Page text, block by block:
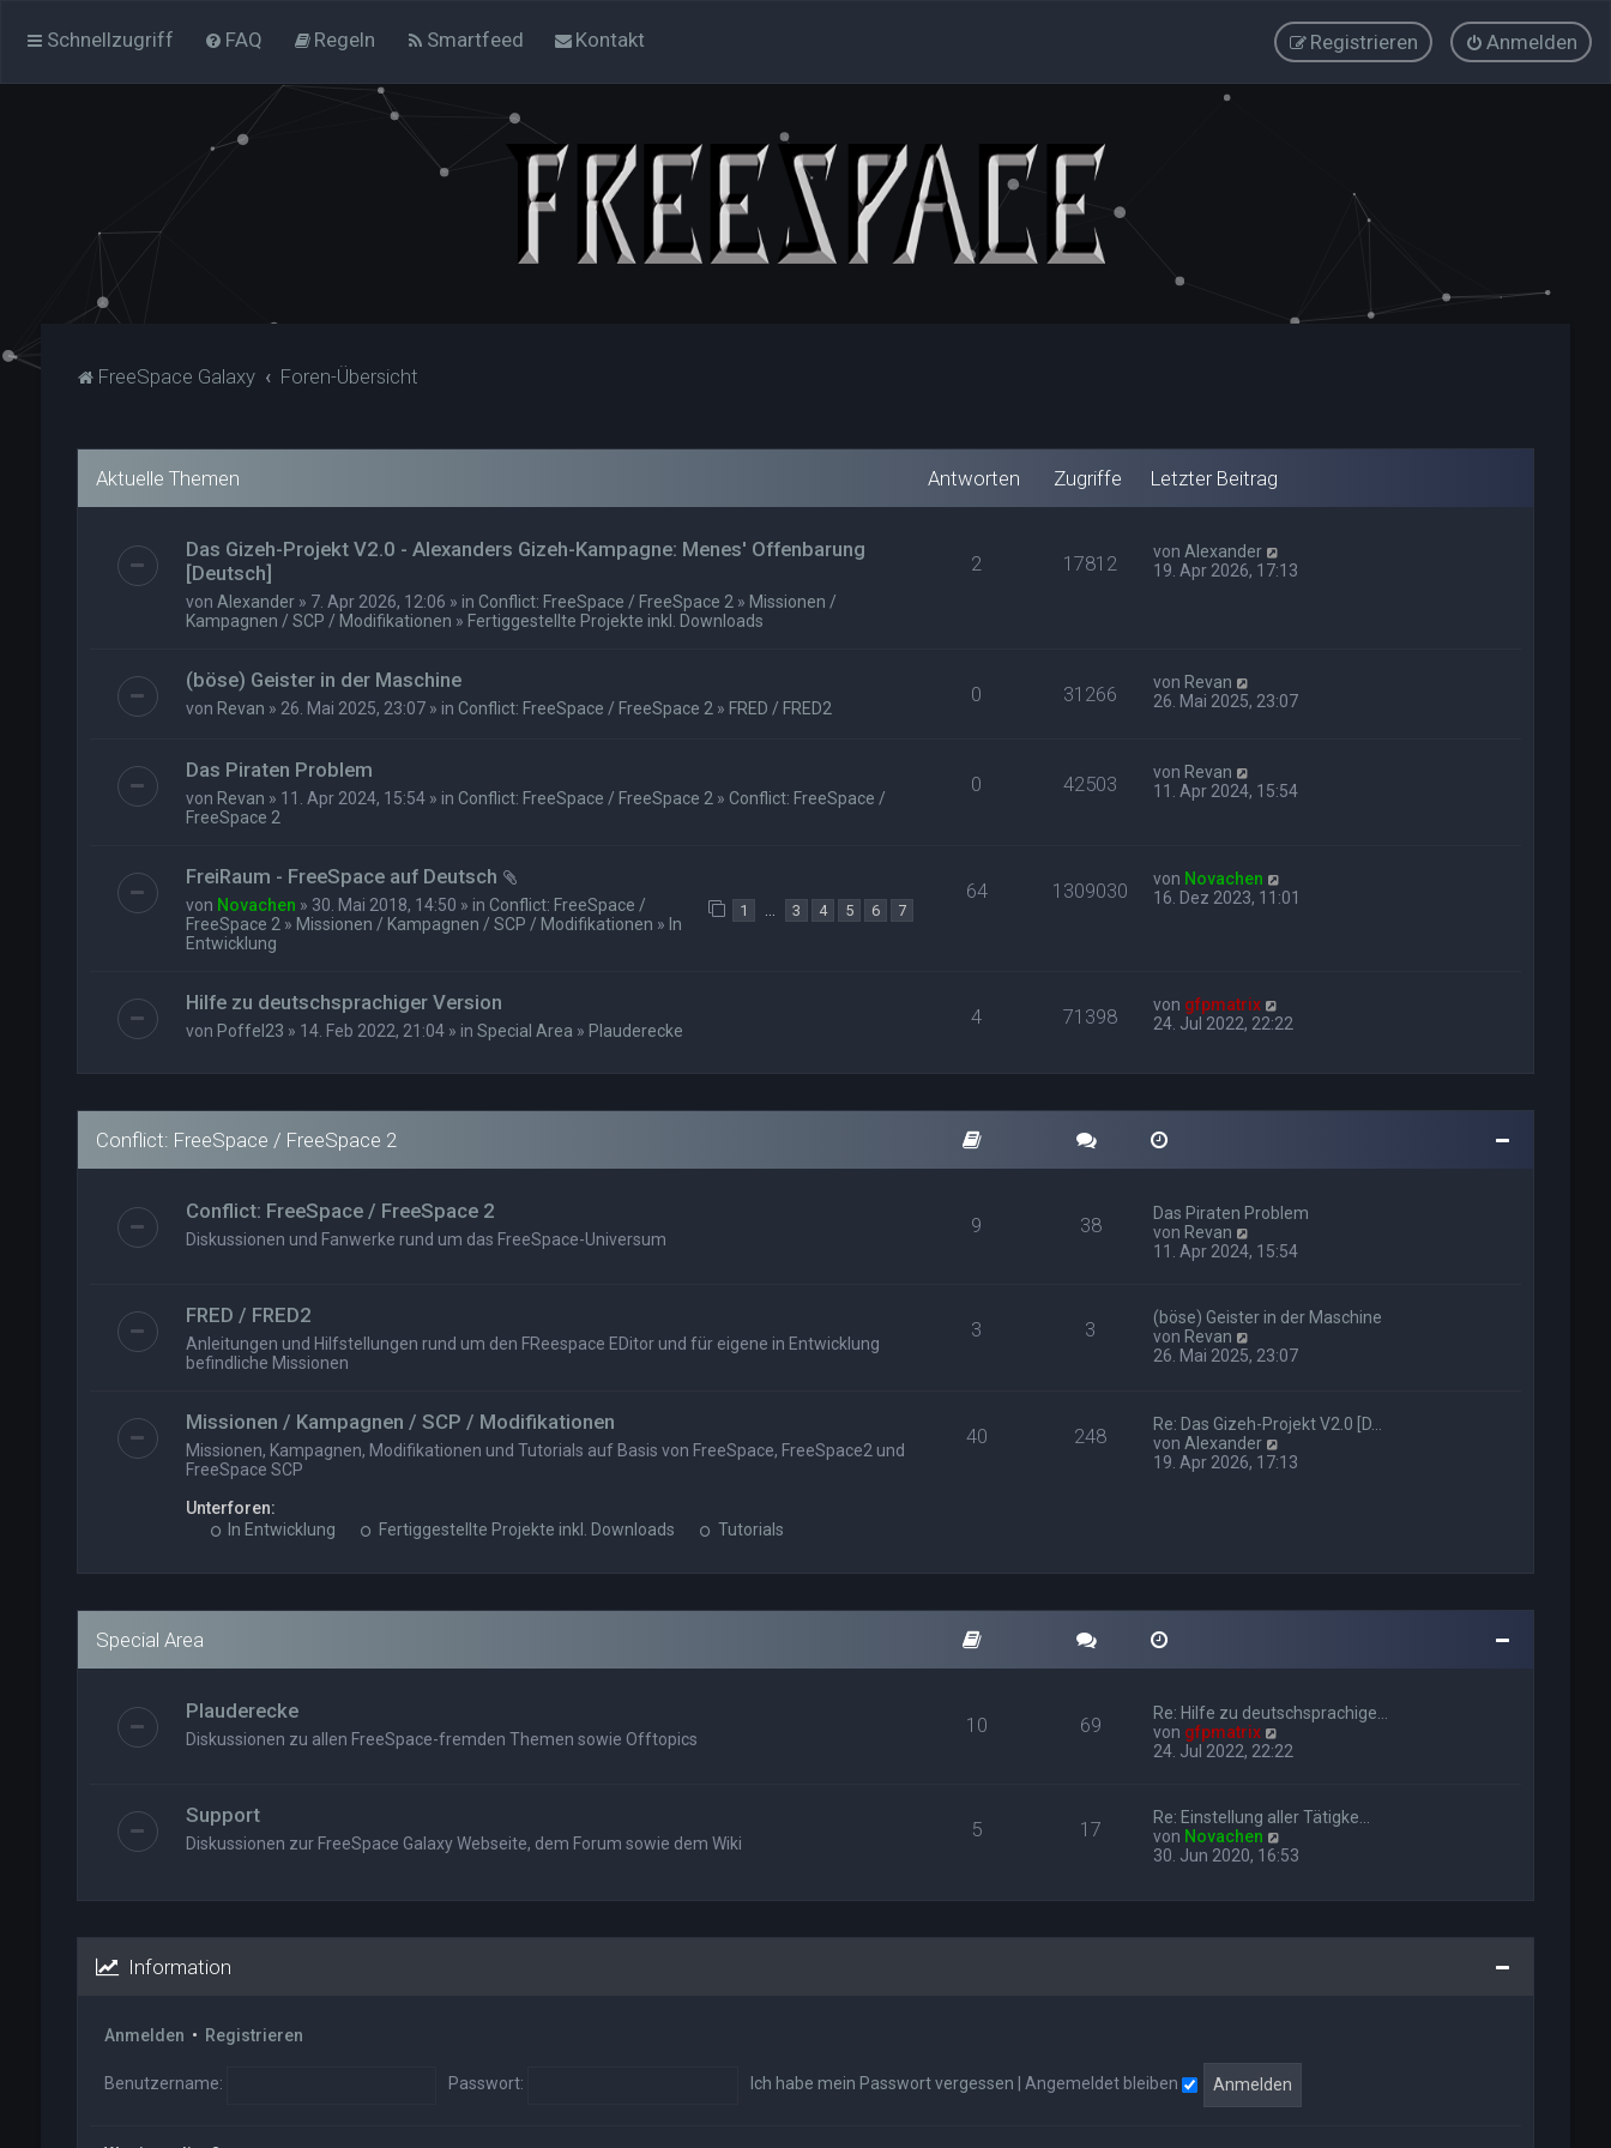
Schnellzugriff FAQ Regeln Smartfeed Kontakt Anmelden
Registrieren
FreeSpace Galaxy Foren-Übersicht
Aktuelle Themen Antworten Zugriffe Letzter Beitrag
Das Gizeh-Projekt V2.0 - Alexanders Gizeh-Kampagne: Menes' Offenbarung
[Deutsch]
von Alexander» 7. Apr 2026, 12:06 » in Conflict: FreeSpace / FreeSpace 2 » Missionen /
Kampagnen / SCP / Modifikationen » Fertiggestellte Projekte inkl. Downloads
2 17812 von Alexander
19. Apr 2026, 17:13
(böse) Geister in der Maschine
von Revan » 26. Mai 2025, 23:07 » in Conflict: FreeSpace / FreeSpace 2 » FRED / FRED2
0 31266 von Revan
26. Mai 2025, 23:07
Das Piraten Problem
von Revan » 11. Apr 2024, 15:54 » in Conflict: FreeSpace / FreeSpace 2 » Conflict: FreeSpace /
FreeSpace 2
0 42503 von Revan
11. Apr 2024, 15:54
FreiRaum - FreeSpace auf Deutsch
1 … 3 4 5 6 7
von Novachen » 30. Mai 2018, 14:50 » in Conflict: FreeSpace /
FreeSpace 2 » Missionen / Kampagnen / SCP / Modifikationen » In
Entwicklung
64 1309030 von Novachen
16. Dez 2023, 11:01
Hilfe zu deutschsprachiger Version
von Poffel23 » 14. Feb 2022, 21:04 » in Special Area » Plauderecke
4 71398 von gfpmatrix
24. Jul 2022, 22:22
Conflict: FreeSpace / FreeSpace 2
Conflict: FreeSpace / FreeSpace 2
Diskussionen und Fanwerke rund um das FreeSpace-Universum
9 38
Das Piraten Problem
von Revan
e
t
e
r
i
t
11. Apr 2024, 15:54
FRED / FRED2
Anleitungen und Hilfstellungen rund um den FReespace EDitor und für eigene in Entwicklung
befindliche Missionen
3 3
(böse) Geister in der Maschine
von Revan
e
t
e
r
26. Mai 2025, 23:07
Missionen / Kampagnen / SCP / Modifikationen
Missionen, Kampagnen, Modifikationen und Tutorials auf Basis von FreeSpace, FreeSpace2 und
FreeSpace SCP
Unterforen:
In Entwicklung
Fertiggestellte Projekte inkl. Downloads Tutorials
40 248
Re: Das Gizeh-Projekt V2.0 [D…
von Alexander
e
r
e
r
g
19. Apr 2026, 17:13
Special Area
Plauderecke
Diskussionen zu allen FreeSpace-fremden Themen sowie Offtopics
10 69
Re: Hilfe zu deutschsprachige…
von gfpmatrix
e
s
t
e
r
e
t
24. Jul 2022, 22:22
Support
Diskussionen zur FreeSpace Galaxy Webseite, dem Forum sowie dem Wiki
5 17
Re: Einstellung aller Tätigke…
von Novachen
e
r
a
g
30. Jun 2020, 16:53
Information
Anmelden • Registrieren
Benutzername: Passwort: Ich habe mein Passwort vergessen Angemeldet bleiben